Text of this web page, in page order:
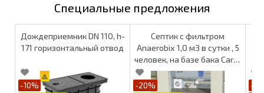
Специальные предложения
Дождеприемник DN 110, h-
171 горизонтальный отвод
-10%
Септик с фильтром
Anaerobix 1,0 м3 в сутки , 5
человек, на базе бака Carat
S 2700
-20% -